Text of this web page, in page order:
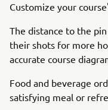
Customize your
The distance to the
their shots for more
accurate course
Food and beverage
satisfying meal or